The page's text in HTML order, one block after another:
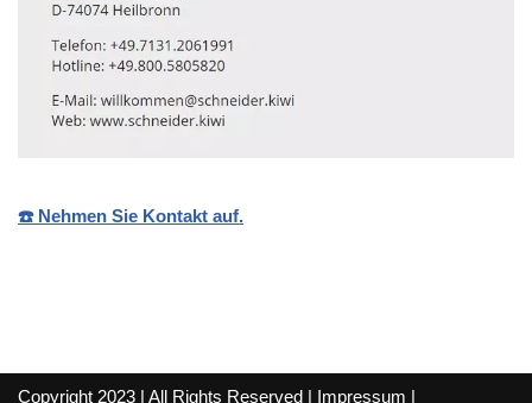
☎️ Nehmen Sie Kontakt auf.
Copyright 2023 | All Rights Reserved | Impressum |